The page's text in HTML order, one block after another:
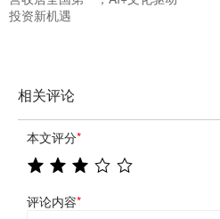
投资新机遇
相关评论
本文评分*
评论内容*